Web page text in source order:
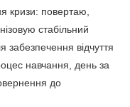
кризи: повертаю,
стабільний
відчуття
навчання, день за
до